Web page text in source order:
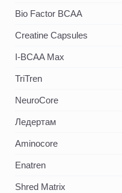
Bio Factor BCAA
Creatine Capsules
I-BCAA Max
TriTren
NeuroCore
Ледертам
Aminocore
Enatren
Shred Matrix